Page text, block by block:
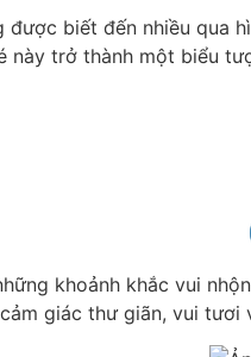
được biết đến nhiều qua
này trở thành một biểu
khoảnh khắc vui
giác thư giãn, vui tươi